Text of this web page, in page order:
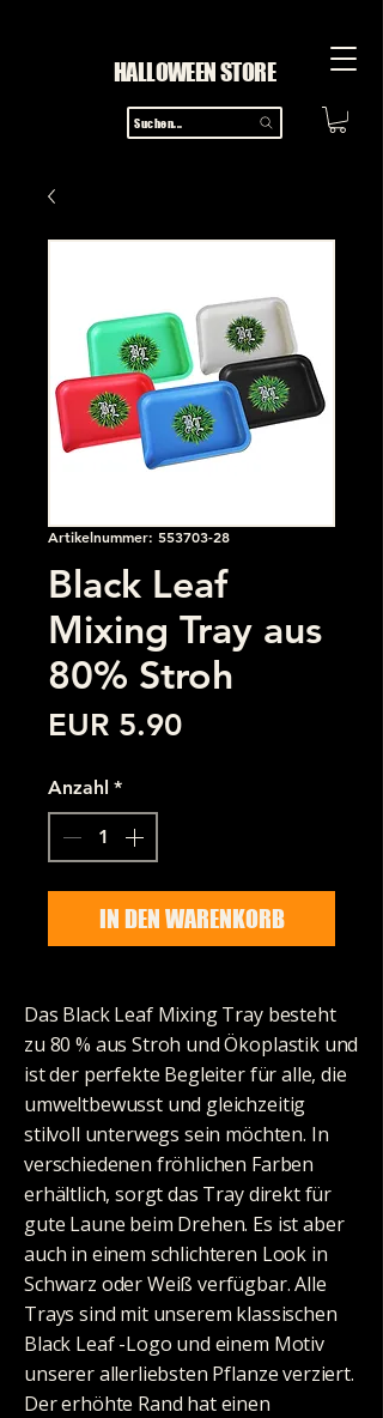
HALLOWEEN STORE
Suchen...
Artikelnummer: 553703-28
Black Leaf
Mixing Tray aus
80% Stroh
EUR 5.90Preis
Anzahl *
IN DEN WARENKORB
Das Black Leaf Mixing Tray besteht
zu 80 % aus Stroh und Ökoplastik und
ist der perfekte Begleiter für alle, die
umweltbewusst und gleichzeitig
stilvoll unterwegs sein möchten. In
verschiedenen fröhlichen Farben
erhältlich, sorgt das Tray direkt für
gute Laune beim Drehen. Es ist aber
auch in einem schlichteren Look in
Schwarz oder Weiß verfügbar. Alle
Trays sind mit unserem klassischen
Black Leaf -Logo und einem Motiv
unserer allerliebsten Pflanze verziert.
Der erhöhte Rand hat einen